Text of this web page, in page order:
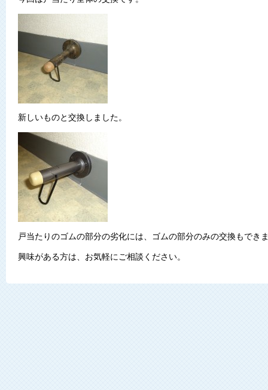
新しいものと交換しました。
戸当たりのゴムの部分の劣化には、ゴムの部分のみの交換もでき
興味がある方は、お気軽にご相談ください。